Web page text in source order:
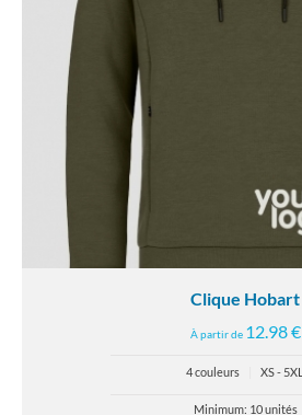
Clique Hobart
À partir de 12.98 €
4 couleurs XS - 5XL
Minimum: 10 unités